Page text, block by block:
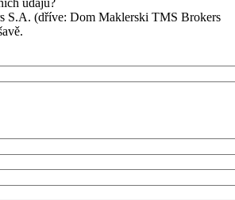
údajů?
S.A. (dříve: Dom Maklerski TMS Brokers